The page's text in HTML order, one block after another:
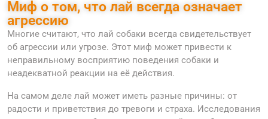
Миф о том, что лай всегда означает
агрессию
Многие считают, что лай собаки всегда свидетельствует
об агрессии или угрозе. Этот миф может привести к
неправильному восприятию поведения собаки и
неадекватной реакции на её действия.
На самом деле лай может иметь разные причины: от
радости и приветствия до тревоги и страха. Исследования